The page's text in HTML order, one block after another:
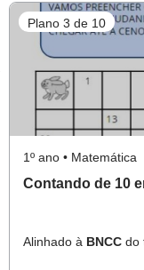
Plano 3 de 10
1º ano • Matemática
Contando de 10
Alinhado à BNCC do